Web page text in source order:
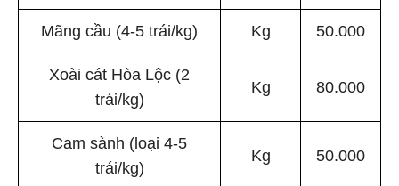
Mãng cầu (4-5 trái/kg) Kg 50.000
Xoài cát Hòa Lộc (2
trái/kg)
Kg 80.000
Cam sành (loại 4-5
trái/kg)
Kg 50.000